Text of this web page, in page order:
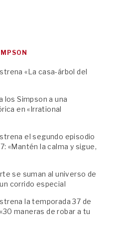
«La casa-árbol del
los Simpson a una
en «Irrational
el segundo episodio
«Mantén la calma y sigue,
se suman al universo de
corrido especial
la temporada 37 de
maneras de robar a tu